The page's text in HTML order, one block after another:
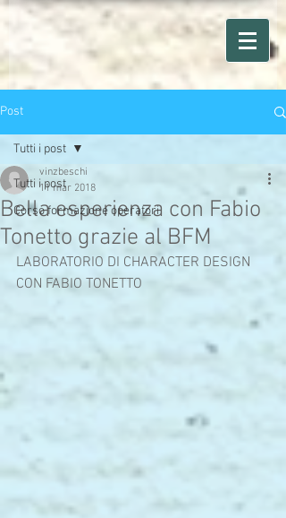
Post
Tutti i post
Corso formazione operatori
Tutti i post
Bella esperienza con Fabio
Tonetto grazie al BFM
vinzbeschi
11 mar 2018
LABORATORIO DI CHARACTER DESIGN
CON FABIO TONETTO